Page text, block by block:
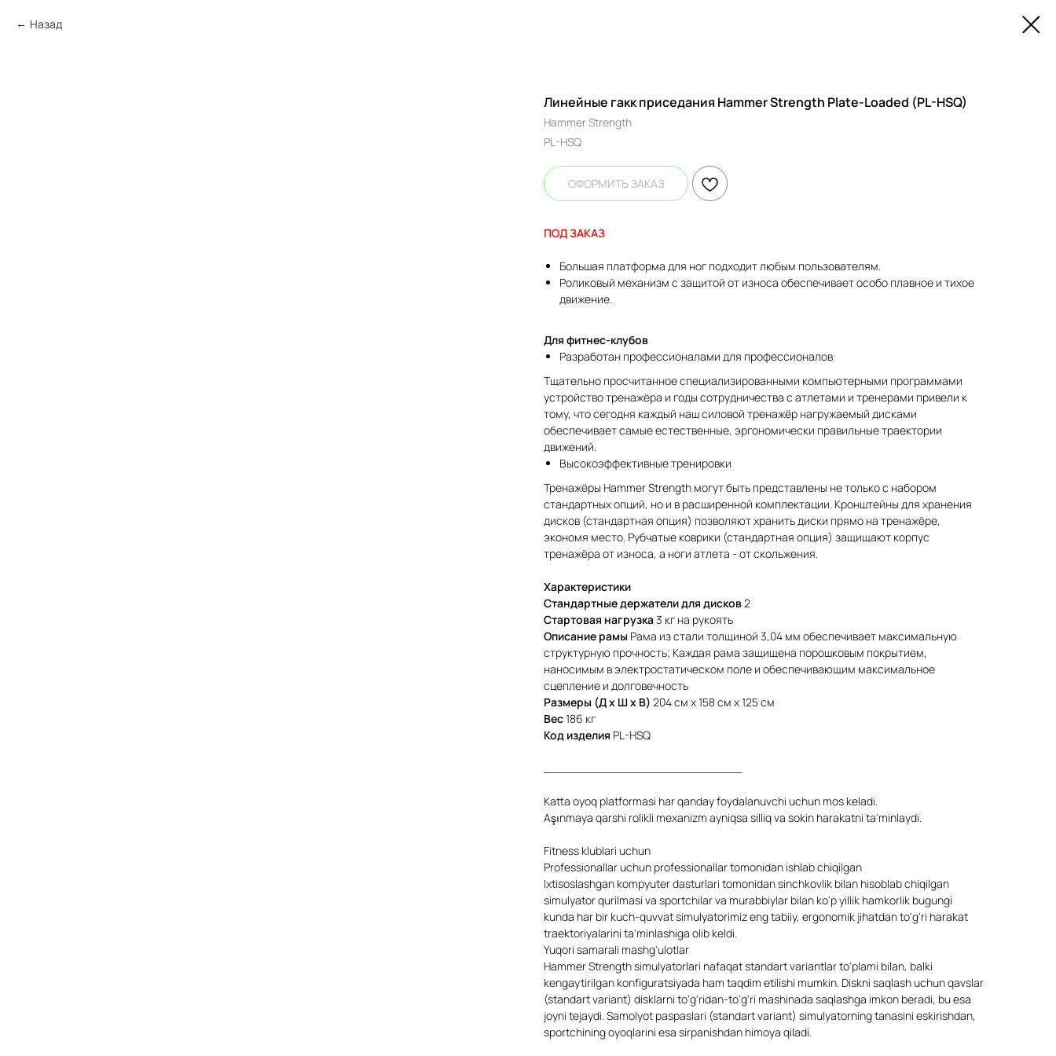
Назад
Линейные гакк приседания Hammer Strength Plate-Loaded (PL-HSQ)
Hammer Strength
PL-HSQ
ОФОРМИТЬ ЗАКАЗ
ПОД ЗАКАЗ
Большая платформа для ног подходит любым пользователям.
Роликовый механизм с защитой от износа обеспечивает особо плавное и тихое
движение.
Для фитнес-клубов
Разработан профессионалами для профессионалов
Тщательно просчитанное специализированными компьютерными программами
устройство тренажёра и годы сотрудничества с атлетами и тренерами привели к
тому, что сегодня каждый наш силовой тренажёр нагружаемый дисками
обеспечивает самые естественные, эргономически правильные траектории
движений.
Высокоэффективные тренировки
Тренажёры Hammer Strength могут быть представлены не только с набором
стандартных опций, но и в расширенной комплектации. Кронштейны для хранения
дисков (стандартная опция) позволяют хранить диски прямо на тренажёре,
экономя место. Рубчатые коврики (стандартная опция) защищают корпус
тренажёра от износа, а ноги атлета - от скольжения.
Характеристики
Стандартные держатели для дисков2
Стартовая нагрузка3 кг на рукоять
Описание рамы Рама из стали толщиной 3,04 мм обеспечивает максимальную
структурную прочность; Каждая рама защищена порошковым покрытием,
наносимым в электростатическом поле и обеспечивающим максимальное
сцепление и долговечность
Размеры (Д x Ш x В) 204 см x 158 см x 125 см
Вес186 кг
Код изделия PL-HSQ
Katta oyoq platformasi har qanday foydalanuvchi uchun mos keladi.
Aşınmaya qarshi rolikli mexanizm ayniqsa silliq va sokin harakatni ta'minlaydi.
Fitness klublari uchun
Professionallar uchun professionallar tomonidan ishlab chiqilgan
Ixtisoslashgan kompyuter dasturlari tomonidan sinchkovlik bilan hisoblab chiqilgan
simulyator qurilmasi va sportchilar va murabbiylar bilan ko'p yillik hamkorlik bugungi
kunda har bir kuch-quvvat simulyatorimiz eng tabiiy, ergonomik jihatdan to'g'ri harakat
traektoriyalarini ta'minlashiga olib keldi.
Yuqori samarali mashg'ulotlar
Hammer Strength simulyatorlari nafaqat standart variantlar to'plami bilan, balki
kengaytirilgan konfiguratsiyada ham taqdim etilishi mumkin. Diskni saqlash uchun qavslar
(standart variant) disklarni to'g'ridan-to'g'ri mashinada saqlashga imkon beradi, bu esa
joyni tejaydi. Samolyot paspaslari (standart variant) simulyatorning tanasini eskirishdan,
sportchining oyoqlarini esa sirpanishdan himoya qiladi.